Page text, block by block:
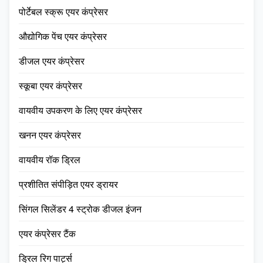
पोर्टेबल स्क्रू एयर कंप्रेसर
औद्योगिक पेंच एयर कंप्रेसर
डीजल एयर कंप्रेसर
स्कूबा एयर कंप्रेसर
वायवीय उपकरण के लिए एयर कंप्रेसर
खनन एयर कंप्रेसर
वायवीय रॉक ड्रिल
प्रशीतित संपीड़ित एयर ड्रायर
सिंगल सिलेंडर 4 स्ट्रोक डीजल इंजन
एयर कंप्रेसर टैंक
ड्रिल रिग पार्ट्स